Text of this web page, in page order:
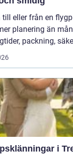
till eller från en
planering än
packning,
i